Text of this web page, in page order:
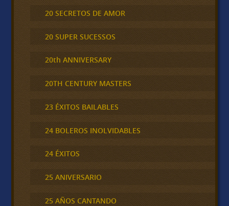
20 SECRETOS DE AMOR
20 SUPER SUCESSOS
20th ANNIVERSARY
20TH CENTURY MASTERS
23 ÉXITOS BAILABLES
24 BOLEROS INOLVIDABLES
24 ÉXITOS
25 ANIVERSARIO
25 AÑOS CANTANDO